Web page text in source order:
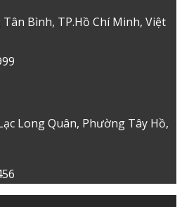
Bình, TP.Hồ Chí Minh, Việt
Long Quân, Phường Tây Hồ,